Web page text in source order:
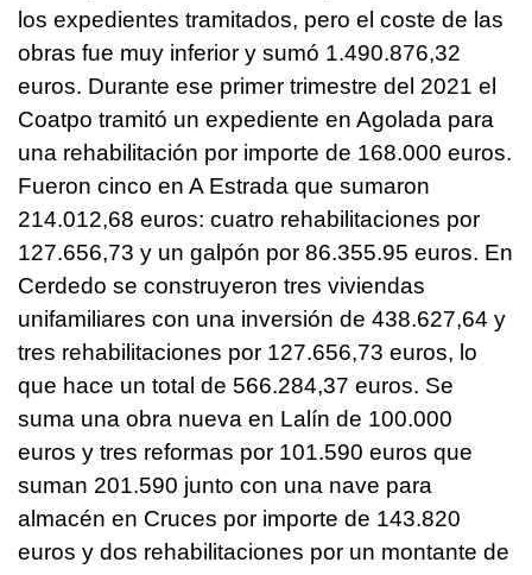
los expedientes tramitados, pero el coste de las
obras fue muy inferior y sumó 1.490.876,32
euros. Durante ese primer trimestre del 2021 el
Coatpo tramitó un expediente en Agolada para
una rehabilitación por importe de 168.000 euros.
Fueron cinco en A Estrada que sumaron
214.012,68 euros: cuatro rehabilitaciones por
127.656,73 y un galpón por 86.355.95 euros. En
Cerdedo se construyeron tres viviendas
unifamiliares con una inversión de 438.627,64 y
tres rehabilitaciones por 127.656,73 euros, lo
que hace un total de 566.284,37 euros. Se
suma una obra nueva en Lalín de 100.000
euros y tres reformas por 101.590 euros que
suman 201.590 junto con una nave para
almacén en Cruces por importe de 143.820
euros y dos rehabilitaciones por un montante de